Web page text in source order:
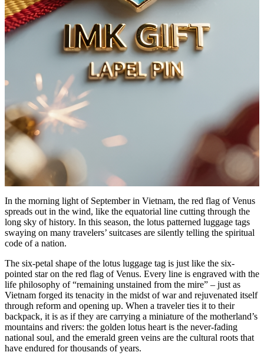
In the morning light of September in Vietnam, the red flag of Venus
spreads out in the wind, like the equatorial line cutting through the
long sky of history. In this season, the lotus patterned luggage tags
swaying on many travelers’ suitcases are silently telling the spiritual
code of a nation.
The six-petal shape of the lotus luggage tag is just like the six-
pointed star on the red flag of Venus. Every line is engraved with the
life philosophy of “remaining unstained from the mire” – just as
Vietnam forged its tenacity in the midst of war and rejuvenated itself
through reform and opening up. When a traveler ties it to their
backpack, it is as if they are carrying a miniature of the motherland’s
mountains and rivers: the golden lotus heart is the never-fading
national soul, and the emerald green veins are the cultural roots that
have endured for thousands of years.